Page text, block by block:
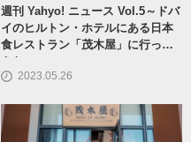
週刊 Yahyo! ニュース Vol.5～ドバ
イのヒルトン・ホテルにある日本
食レストラン「茂木屋」に行って
きた
2023.05.26